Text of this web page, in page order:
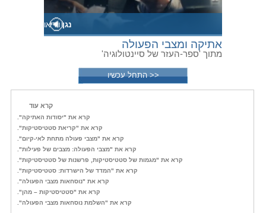
נגן וידיאו
אתיקה ומצבי הפעולה
מתוך 'ספר-העזר של סיינטולוגיה'
<< התחל עכשיו
קרא עוד
קרא את "יסודות האתיקה".
קרא את "קריאת סטטיסטיקות".
קרא את "מצבי פעולה מתחת לאי-קיום".
קרא את "מצבי הפעולה: מצבים של פעילות".
קרא את "מגמות של סטטיסטיקות, פרשנות של סטטיסטיקות".
קרא את "המדד של הישרדות: סטטיסטיקות".
קרא את "נוסחאות מצבי הפעולה".
קרא את "סטטיסטיקות – מהן".
קרא את "השלמת נוסחאות מצבי הפעולה".